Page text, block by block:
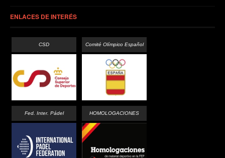
ENLACES DE INTERÉS
CSD Comité Olímpico Español
Fed. Inter. Pádel HOMOLOGACIONES